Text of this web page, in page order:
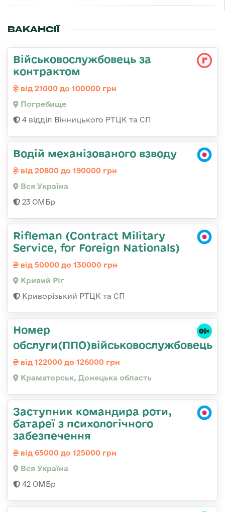
ВАКАНСІЇ
Військовослужбовець за
контрактом
від 21000 до 100000 грн
Погребище
4 відділ Вінницького РТЦК та СП
Водій механізованого взводу
від 20800 до 190000 грн
Вся Україна
23 ОМБр
Rifleman (Contract Military
Service, for Foreign Nationals)
від 50000 до 130000 грн
Кривий Ріг
Криворізький РТЦК та СП
Номер
обслуги(ППО)військовослужбовець
від 122000 до 126000 грн
Краматорськ, Донецька область
Заступник командира роти,
батареї з психологічного
забезпечення
від 65000 до 125000 грн
Вся Україна
42 ОМБр